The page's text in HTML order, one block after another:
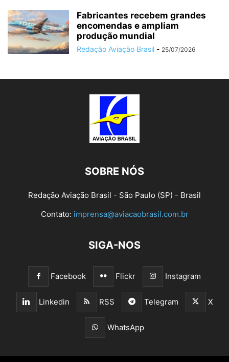
Fabricantes recebem grandes
encomendas e ampliam
produção mundial
Redação Aviação Brasil - 25/07/2026
SOBRE NÓS
Redação Aviação Brasil - São Paulo (SP) - Brasil
Contato: imprensa@aviacaobrasil.com.br
SIGA-NOS
Facebook Flickr Instagram
Linkedin RSS Telegram X
WhatsApp